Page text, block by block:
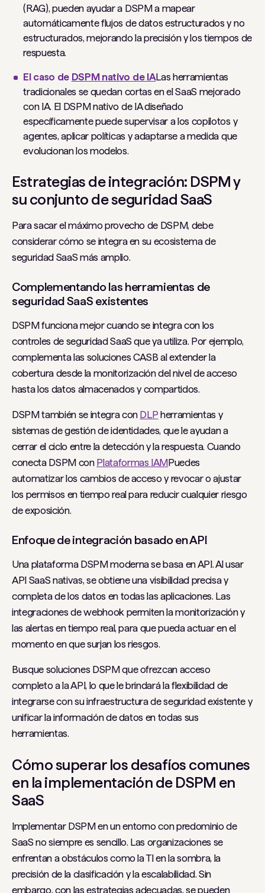
(RAG), pueden ayudar a DSPM a mapear
automáticamente flujos de datos estructurados y no
estructurados, mejorando la precisión y los tiempos de
respuesta.
El caso de DSPM nativo de IALas herramientas
tradicionales se quedan cortas en el SaaS mejorado
con IA. El DSPM nativo de IA diseñado
específicamente puede supervisar a los copilotos y
agentes, aplicar políticas y adaptarse a medida que
evolucionan los modelos.
Estrategias de integración: DSPM y
su conjunto de seguridad SaaS
Para sacar el máximo provecho de DSPM, debe
considerar cómo se integra en su ecosistema de
seguridad SaaS más amplio.
Complementando las herramientas de
seguridad SaaS existentes
DSPM funciona mejor cuando se integra con los
controles de seguridad SaaS que ya utiliza. Por ejemplo,
complementa las soluciones CASB al extender la
cobertura desde la monitorización del nivel de acceso
hasta los datos almacenados y compartidos.
DSPM también se integra con DLP herramientas y
sistemas de gestión de identidades, que le ayudan a
cerrar el ciclo entre la detección y la respuesta. Cuando
conecta DSPM con Plataformas IAMPuedes
automatizar los cambios de acceso y revocar o ajustar
los permisos en tiempo real para reducir cualquier riesgo
de exposición.
Enfoque de integración basado en API
Una plataforma DSPM moderna se basa en API. Al usar
API SaaS nativas, se obtiene una visibilidad precisa y
completa de los datos en todas las aplicaciones. Las
integraciones de webhook permiten la monitorización y
las alertas en tiempo real, para que pueda actuar en el
momento en que surjan los riesgos.
Busque soluciones DSPM que ofrezcan acceso
completo a la API, lo que le brindará la flexibilidad de
integrarse con su infraestructura de seguridad existente y
unificar la información de datos en todas sus
herramientas.
Cómo superar los desafíos comunes
en la implementación de DSPM en
SaaS
Implementar DSPM en un entorno con predominio de
SaaS no siempre es sencillo. Las organizaciones se
enfrentan a obstáculos como la TI en la sombra, la
precisión de la clasificación y la escalabilidad. Sin
embargo, con las estrategias adecuadas, se pueden